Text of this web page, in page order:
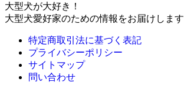
大型犬が大好き！
大型犬愛好家のための情報をお届けします
特定商取引法に基づく表記
プライバシーポリシー
サイトマップ
問い合わせ